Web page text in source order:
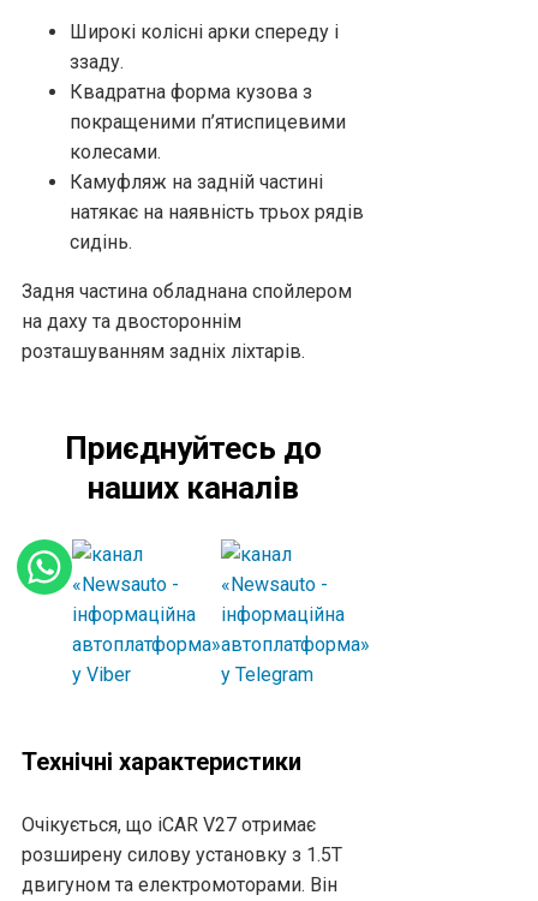
Широкі колісні арки спереду і
ззаду.
Квадратна форма кузова з
покращеними п’ятиспицевими
колесами.
Камуфляж на задній частині
натякає на наявність трьох рядів
сидінь.
Задня частина обладнана спойлером
на даху та двостороннім
розташуванням задніх ліхтарів.
Приєднуйтесь до
наших каналів
Технічні характеристики
Очікується, що iCAR V27 отримає
розширену силову установку з 1.5T
двигуном та електромоторами. Він